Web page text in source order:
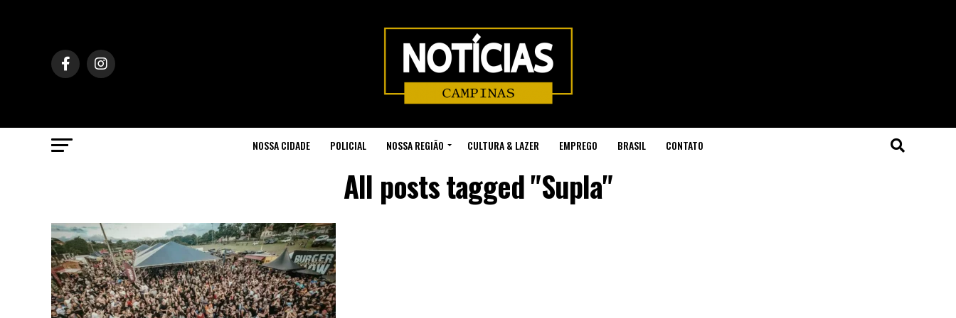
NOSSA CIDADE POLICIAL NOSSA REGIÃO CULTURA & LAZER EMPREGO BRASIL CONTATO
All posts tagged "Supla"